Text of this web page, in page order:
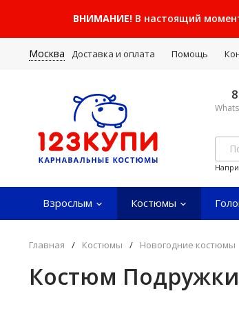
ВНИМАНИЕ!В настоящий
Москва Доставка и оплата Помощь
Взрослым Костюмы
Главная / Костюмы / Новогодние костюмы
Костюм Подружки